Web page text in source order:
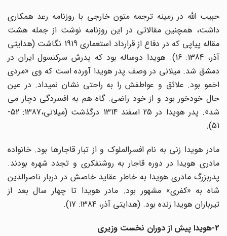
حبیب ­الله در زمینه ترجمه متون خارجی با روزنامه رعد همکاری
داشت، همچنین مقالاتی در این روزنامه نوشت از جمله هشت
مقاله پیاپی که در دفاع از قرارداد استعماری 1919 نگاشت (هدایتی
آذر، 1384: 16). هویدا دوساله بود که پدرش سرکنسول ایران در
دمشق شد. میلانی در وصف پدر هویدا آورده است که وی «مردی
اخمو بود. علائق و عواطفش را به راحتی نشان نمی­داد. در عین
حال خودخور بود و از خود راضی. گاه هم به افسردگی دچار می
شد». پدر هویدا در 25 اسفند 1314 درگذشت (میلانی،1387: 52-
مادر هویدا زنی به نام افسرالملوک و از تبار قاجارها بود. خانواده
مادری هویدا در دوره قاجار به روشنفکری و تجدد شهره بودند.
پدربزرگ مادری هویدا به خاطر عقاید خاصش در دربار ناصرالدین
شاه به «کفری» مشهور بود. مادر هویدا تا چهار سال بعد از
تیرباران هویدا زنده بود. (هدایتی آذر، 1384: 17).